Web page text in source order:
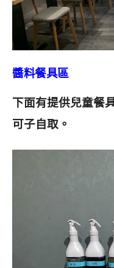
醬料餐具區
下面有提供兒童餐
可子自取 。